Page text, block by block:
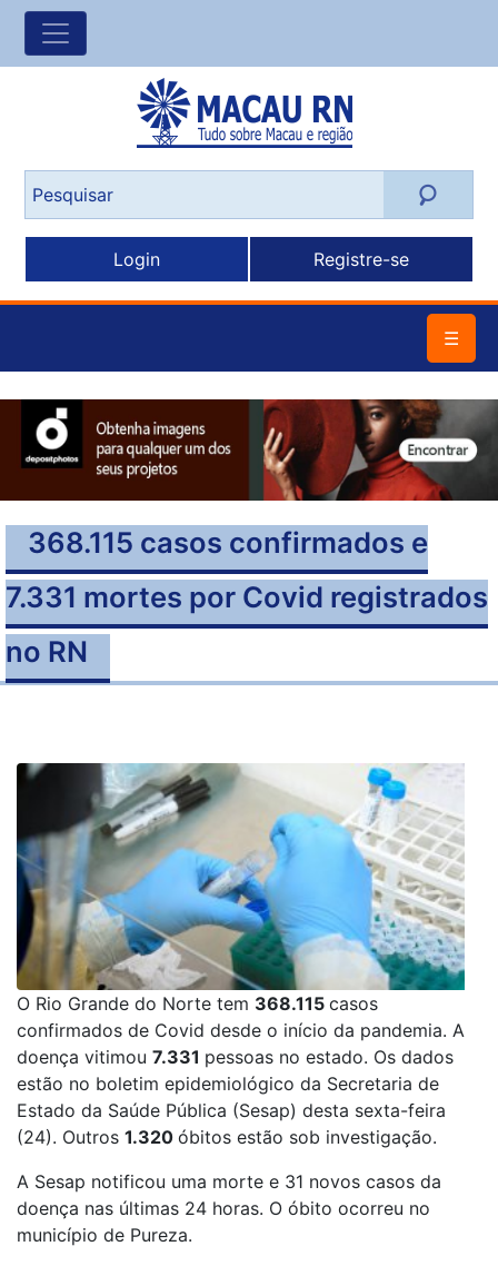
Login Registre-se
☰
368.115 casos confirmados e
7.331 mortes por Covid registrados
no RN
O Rio Grande do Norte tem 368.115 casos
confirmados de Covid desde o início da pandemia. A
doença vitimou 7.331 pessoas no estado. Os dados
estão no boletim epidemiológico da Secretaria de
Estado da Saúde Pública (Sesap) desta sexta-feira
(24). Outros 1.320 óbitos estão sob investigação.
A Sesap notificou uma morte e 31 novos casos da
doença nas últimas 24 horas. O óbito ocorreu no
município de Pureza.